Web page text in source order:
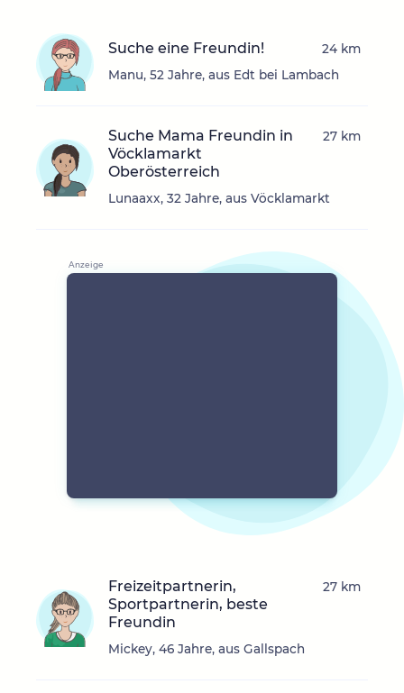
Suche eine Freundin!
Manu, 52 Jahre, aus Edt bei Lambach
24 km
Suche Mama Freundin in
Vöcklamarkt
Oberösterreich
Lunaaxx, 32 Jahre, aus Vöcklamarkt
27 km
Freizeitpartnerin,
Sportpartnerin, beste
Freundin
Mickey, 46 Jahre, aus Gallspach
27 km